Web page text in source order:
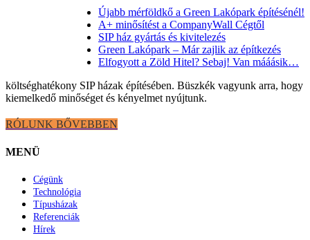
Újabb mérföldkő a Green Lakópark építésénél!
A+ minősítést a CompanyWall Cégtől
SIP ház gyártás és kivitelezés
Green Lakópark – Már zajlik az építkezés
Elfogyott a Zöld Hitel? Sebaj! Van mááásik…
költséghatékony SIP házak építésében. Büszkék vagyunk arra, hogy
kiemelkedő minőséget és kényelmet nyújtunk.
RÓLUNK BŐVEBBEN
MENÜ
Cégünk
Technológia
Típusházak
Referenciák
Hírek